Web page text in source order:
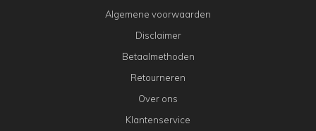
Algemene voorwaarden
Disclaimer
Betaalmethoden
Retourneren
Over ons
Klantenservice